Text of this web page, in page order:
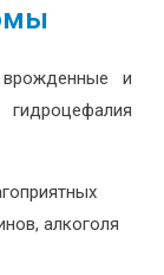
и
алкоголя